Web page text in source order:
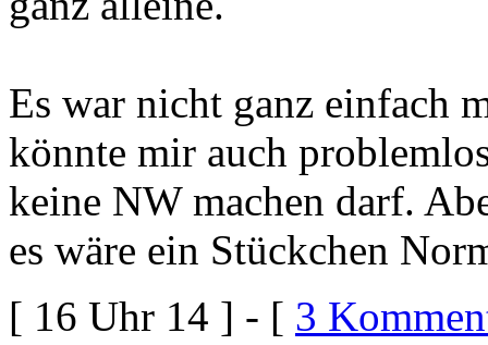
Es war nicht ganz einfach
könnte mir auch
keine NW machen darf.
es wäre ein Stückchen
[ 16 Uhr 14 ] - [ 3